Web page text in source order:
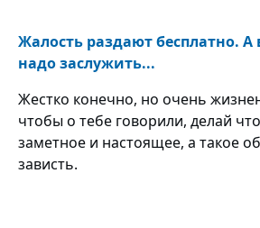
Жалость раздают бесплатно. А
надо заслужить...
Жестко конечно, но очень
чтобы о тебе говорили, делай
заметное и настоящее, а такое
зависть.